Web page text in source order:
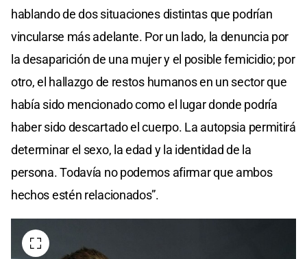
hablando de dos situaciones distintas que podrían
vincularse más adelante. Por un lado, la denuncia por
la desaparición de una mujer y el posible femicidio; por
otro, el hallazgo de restos humanos en un sector que
había sido mencionado como el lugar donde podría
haber sido descartado el cuerpo. La autopsia permitirá
determinar el sexo, la edad y la identidad de la
persona. Todavía no podemos afirmar que ambos
hechos estén relacionados”.